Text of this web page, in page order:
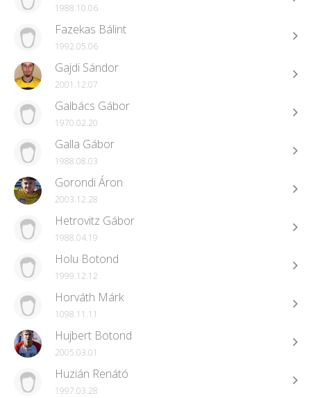
1988.10.06
Fazekas Bálint
1992.05.06
Gajdi Sándor
2001.12.07
Galbács Gábor
1970.02.20
Galla Gábor
1988.08.03
Gorondi Áron
2003.12.28
Hetrovitz Gábor
1988.04.19
Holu Botond
1999.12.12
Horváth Márk
1098.11.11
Hujbert Botond
2005.03.01
Huzián Renátó
1997.03.28